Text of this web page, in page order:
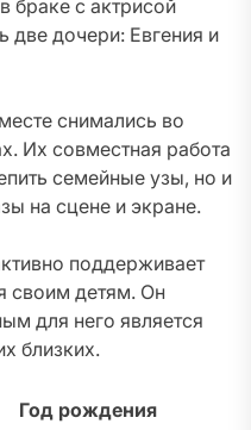
браке с актрисой
две дочери: Евгения и
снимались во
Их совместная работа
семейные узы, но и
на сцене и экране.
поддерживает
своим детям. Он
для него является
близких.
Год рождения